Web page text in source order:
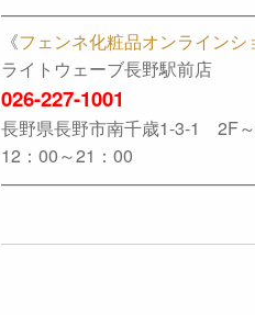
《フェンネ化粧品オンラインシ
ライトウェーブ長野駅前店
026-227-1001
長野県長野市南千歳1-3-1 2F
12：00～21：00